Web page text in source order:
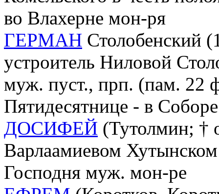
во Влахерне мон-ря
ГЕРМАН Столобенский
устроитель Ниловой
муж. пуст., прп. (пам. 22
Пятидесятнице - в
ДОСИФЕЙ (Тутолмин; †
Варлаамиевом
Господня муж. мон-ре